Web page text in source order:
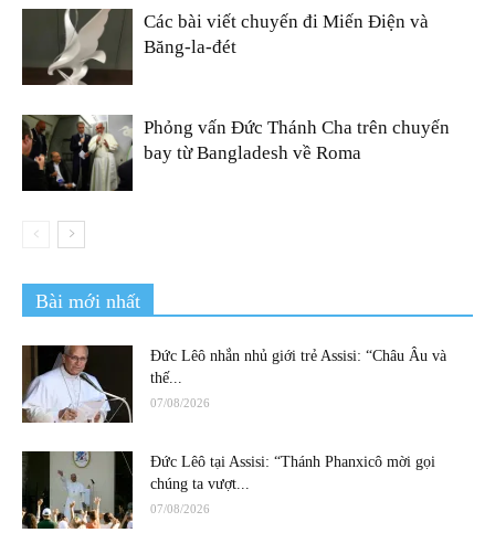
Các bài viết chuyến đi Miến Điện và
Băng-la-đét
Phỏng vấn Đức Thánh Cha trên chuyến
bay từ Bangladesh về Roma
Bài mới nhất
Đức Lêô nhắn nhủ giới trẻ Assisi: “Châu Âu và
thế...
07/08/2026
Đức Lêô tại Assisi: “Thánh Phanxicô mời gọi
chúng ta vượt...
07/08/2026